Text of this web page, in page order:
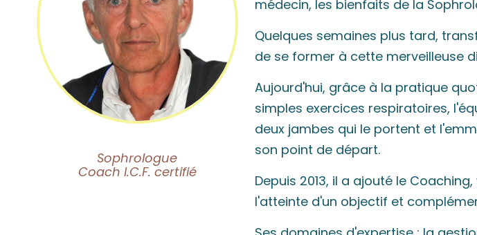
Sophrologue
Coach I.C.F. certifié
médecin, les bienfaits de la
Quelques semaines plus tard,
de se former à cette merveilleuse
Aujourd'hui, grâce à la pratique
simples exercices respiratoires,
deux jambes qui le portent et
son point de départ.
Depuis 2013, il a ajouté le
l'atteinte d'un objectif et